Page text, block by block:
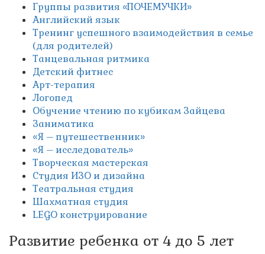
Группы развития «ПОЧЕМУЧКИ»
Английский язык
Тренинг успешного взаимодействия в семье
(для родителей)
Танцевальная ритмика
Детский фитнес
Арт-терапия
Логопед
Обучение чтению по кубикам Зайцева
Заниматика
«Я – путешественник»
«Я – исследователь»
Творческая мастерская
Студия ИЗО и дизайна
Театральная студия
Шахматная студия
LEGO конструирование
Развитие ребенка от 4 до 5 лет